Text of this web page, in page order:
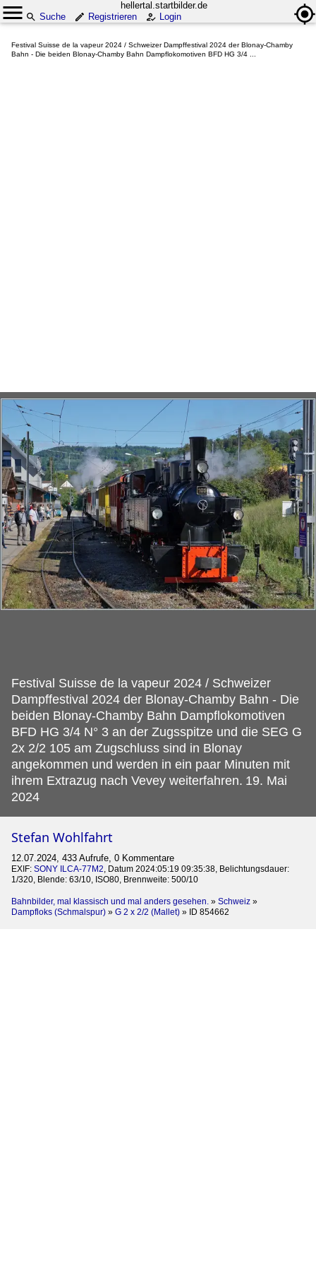
hellertal.startbilder.de
Suche
Registrieren Login
Festival Suisse de la vapeur 2024 / Schweizer Dampffestival 2024 der Blonay-Chamby
Bahn - Die beiden Blonay-Chamby Bahn Dampflokomotiven BFD HG 3/4 ...
Festival Suisse de la vapeur 2024 / Schweizer
Dampffestival 2024 der Blonay-Chamby Bahn - Die
beiden Blonay-Chamby Bahn Dampflokomotiven
BFD HG 3/4 N° 3 an der Zugsspitze und die SEG G
2x 2/2 105 am Zugschluss sind in Blonay
angekommen und werden in ein paar Minuten mit
ihrem Extrazug nach Vevey weiterfahren. 19. Mai
2024
Stefan Wohlfahrt
12.07.2024, 433 Aufrufe, 0 Kommentare
EXIF: SONY ILCA-77M2, Datum 2024:05:19 09:35:38, Belichtungsdauer:
1/320, Blende: 63/10, ISO80, Brennweite: 500/10
Bahnbilder, mal klassisch und mal anders gesehen. » Schweiz »
Dampfloks (Schmalspur) » G 2 x 2/2 (Mallet) » ID 854662